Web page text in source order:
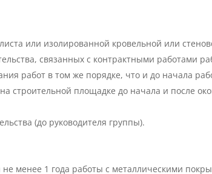
или изолированной кровельной или
связанных с контрактными работами
работ в том же порядке, что и до начала
строительной площадке до начала и после
(до руководителя группы).
менее 1 года работы с металлическими